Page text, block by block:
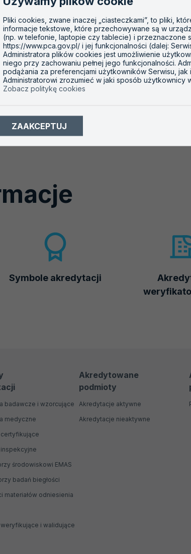
Symbole akredytacji
badawcze i wzorcujące
medyczne
środowiskowi EMAS
badań biegłości
materiałów odniesienia
i walidujące
Akredytowane
podmioty
Akredytacje aktywne
Akredytacje nieaktywne
Pliki cookies, zwane inaczej „ciasteczkami”, to pliki,
informacje tekstowe, które przechowywane są w
(np. w telefonie, laptopie czy tablecie) i przeznaczone
https://www.pca.gov.pl/ i jej funkcjonalności (dalej:
Administratora plików cookies jest umożliwienie
niego przy zachowaniu pełnej jego funkcjonalności.
podążania za preferencjami użytkowników Serwisu,
Administratorowi zrozumieć w jaki sposób
Zobacz politykę cookies
ZAAKCEPTUJ